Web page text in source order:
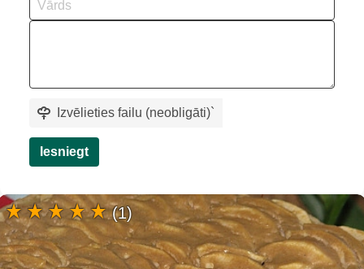
Izvēlieties failu (neobligāti)`
Iesniegt
(1)